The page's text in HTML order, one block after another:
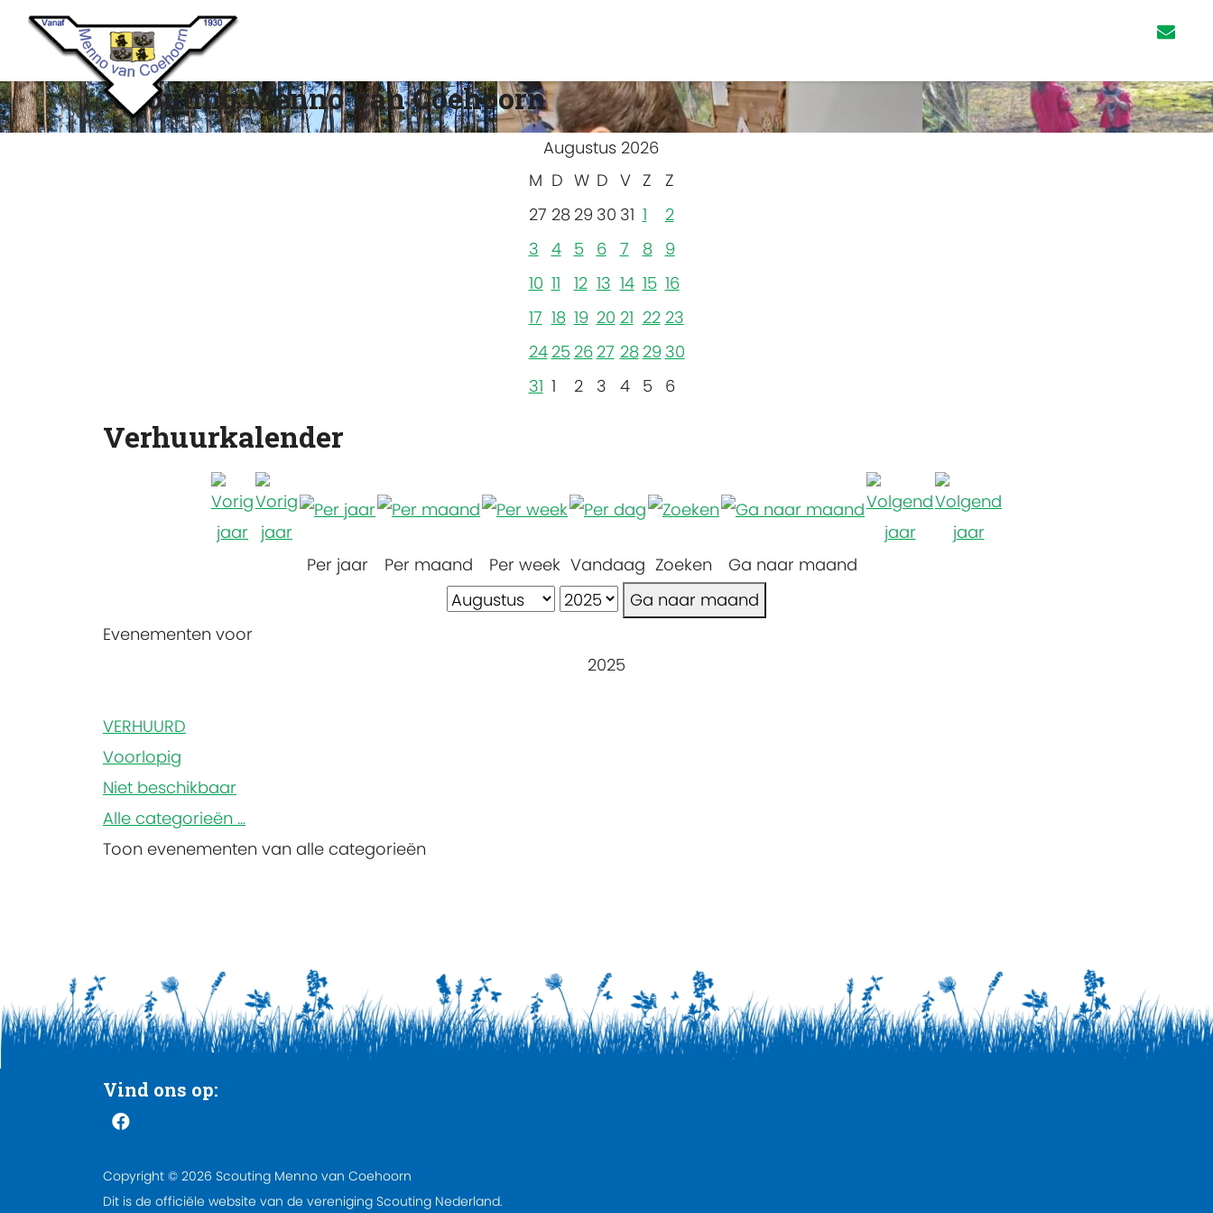
Scouting Menno van Coehoorn
Augustus 2026
M D W D V Z
Z
27 28 29 30 31 1
2
3 4 5 6 7 8
9
10 11 12 13 14 15 16
17 18 19 20 21 22 23
24 25 26 27 28 29 30
31 1 2 3 4 5 6
Verhuurkalender
Per jaar Per maand Per week Vandaag Zoeken
Ga naar maand
Ga naar maand
Evenementen voor
2025
Pagination
List
Limit
VERHUURD
Voorlopig
Niet beschikbaar
Alle categorieën ...
Toon evenementen van alle categorieën
Vind ons op:
Copyright © 2026 Scouting Menno van Coehoorn
Dit is de officiële website van de vereniging Scouting Nederland.